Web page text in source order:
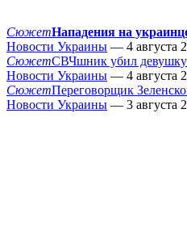
СюжетНападения на
Новости Украины — 4 августа
СюжетСВЧшник убил
Новости Украины — 4 августа
СюжетПереговорщик
Новости Украины — 3 августа